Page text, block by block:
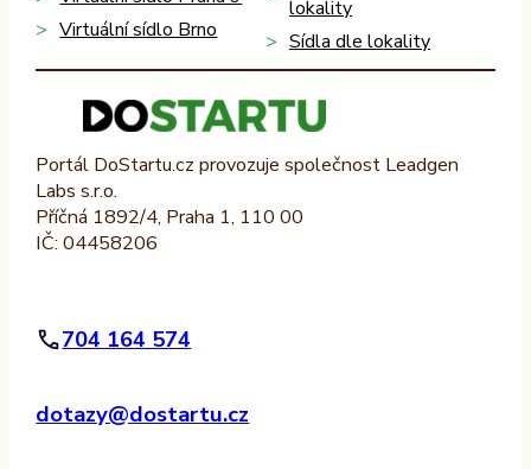
Virtuální sídlo Brno
lokality
Sídla dle lokality
Portál DoStartu.cz provozuje společnost Leadgen
Labs s.r.o.
Příčná 1892/4, Praha 1, 110 00
IČ: 04458206
704 164 574
dotazy@dostartu.cz